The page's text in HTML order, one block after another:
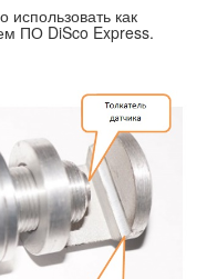
использовать как
ПО DiSco Express.